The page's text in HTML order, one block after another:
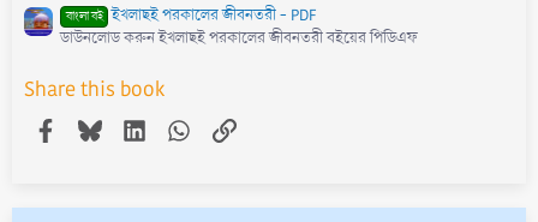
বাংলা বই ইখলাছই পরকালের জীবনতরী - PDF
ডাউনলোড করুন ইখলাছই পরকালের জীবনতরী বইয়ের পিডিএফ
Share this book
Facebook
BlueskyLinkedInWhatsApp
Link